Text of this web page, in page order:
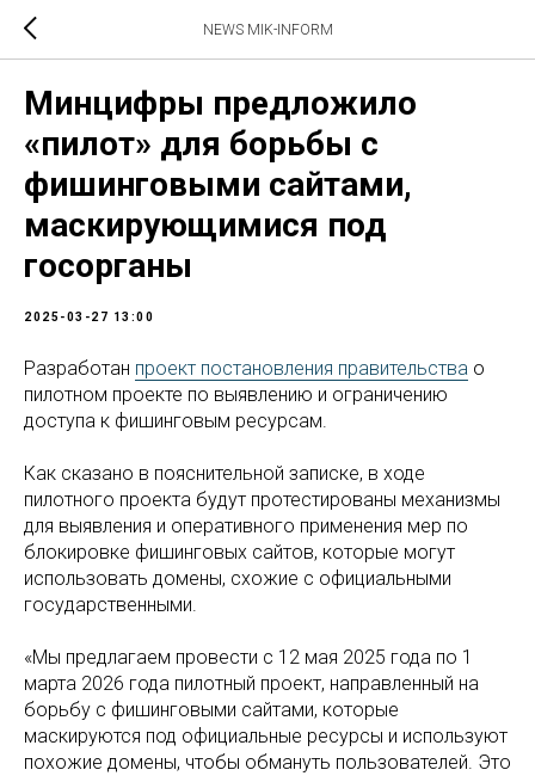
NEWS MIK-INFORM
Минцифры предложило
«пилот» для борьбы с
фишинговыми сайтами,
маскирующимися под
госорганы
2025-03-27 13:00
Разработан проект постановления правительства о
пилотном проекте по выявлению и ограничению
доступа к фишинговым ресурсам.
Как сказано в пояснительной записке, в ходе
пилотного проекта будут протестированы механизмы
для выявления и оперативного применения мер по
блокировке фишинговых сайтов, которые могут
использовать домены, схожие с официальными
государственными.
«Мы предлагаем провести с 12 мая 2025 года по 1
марта 2026 года пилотный проект, направленный на
борьбу с фишинговыми сайтами, которые
маскируются под официальные ресурсы и используют
похожие домены, чтобы обмануть пользователей. Это